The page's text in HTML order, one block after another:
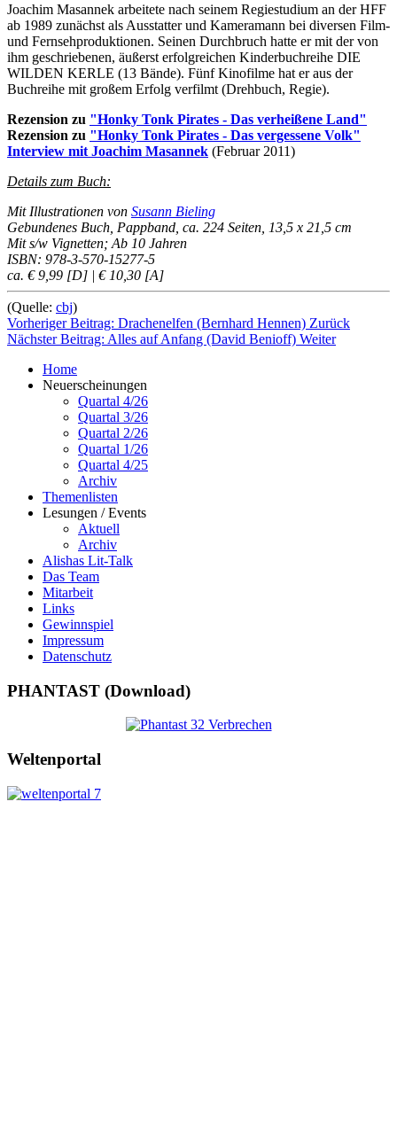
Joachim Masannek arbeitete nach seinem Regiestudium an der HFF
ab 1989 zunächst als Ausstatter und Kameramann bei diversen Film-
und Fernsehproduktionen. Seinen Durchbruch hatte er mit der von
ihm geschriebenen, äußerst erfolgreichen Kinderbuchreihe DIE
WILDEN KERLE (13 Bände). Fünf Kinofilme hat er aus der
Buchreihe mit großem Erfolg verfilmt (Drehbuch, Regie).
Rezension zu "Honky Tonk Pirates - Das verheißene Land"
Rezension zu "Honky Tonk Pirates - Das vergessene Volk"
Interview mit Joachim Masannek (Februar 2011)
Details zum Buch:
Mit Illustrationen von Susann Bieling
Gebundenes Buch, Pappband, ca. 224 Seiten 13,5 x 21,5 cm
Mit s/w Vignetten; Ab 10 Jahren
ISBN: 978-3-570-15277-5
ca. € 9,99 [D] | € 10,30 [A]
(Quelle: cbj)
Vorheriger Beitrag: Drachenelfen (Bernhard Hennen) Zurück
Nächster Beitrag: Alles auf Anfang (David Benioff) Weiter
Home
Neuerscheinungen
Quartal 4/26
Quartal 3/26
Quartal 2/26
Quartal 1/26
Quartal 4/25
Archiv
Themenlisten
Lesungen / Events
Aktuell
Archiv
Alishas Lit-Talk
Das Team
Mitarbeit
Links
Gewinnspiel
Impressum
Datenschutz
PHANTAST (Download)
Weltenportal